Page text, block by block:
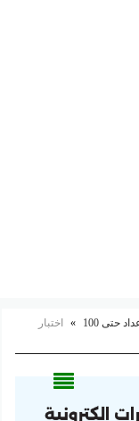
حتى 100 »
اختبار